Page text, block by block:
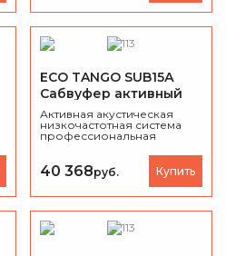
ECO TANGO SUB15А
Сабвуфер активный
Активная акустическая
низкочастотная система
профессиональная
x 15". Мощность (RMS) 500
Вт. Максимальное
звуковое давление 128 Дб.
Встроенный стерео
кроссовер. Цвет черный.
40 368руб. Купить